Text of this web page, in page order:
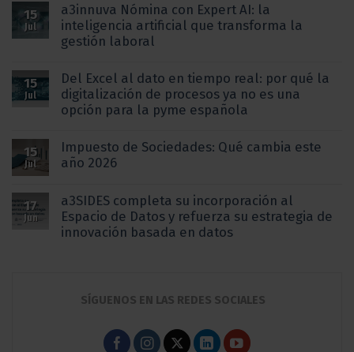
15
Jul
a3innuva Nómina con Expert AI: la
inteligencia artificial que transforma la
gestión laboral
15
Jul
Del Excel al dato en tiempo real: por qué la
digitalización de procesos ya no es una
opción para la pyme española
15
Jul
Impuesto de Sociedades: Qué cambia este
año 2026
17
Jun
a3SIDES completa su incorporación al
Espacio de Datos y refuerza su estrategia de
innovación basada en datos
SÍGUENOS EN LAS REDES SOCIALES